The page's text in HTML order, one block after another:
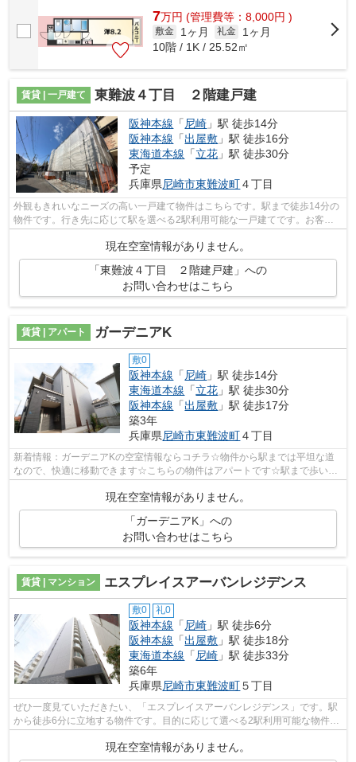
7万円 (管理費等：8,000円 )
敷金 1ヶ月 礼金
1ヶ月
10階 / 1K / 25.52㎡
賃貸 | 一戸建て 東難波４丁目 ２階建戸建
阪神本線 「尼崎 」駅 徒歩14分
阪神本線 「出屋敷 」駅 徒歩16分
東海道本線 「立花 」駅 徒歩30分
予定
兵庫県尼崎市東難波町４丁目
外観もきれいなニーズの高い一戸建て物件はこちらです。駅まで徒歩14分の
物件です。行き先に応じて駅を選べる2駅利用可能な一戸建てです。お客様
現在空室情報がありません。
「東難波４丁目 ２階建戸建」への
お問い合わせはこちら
賃貸 | アパート ガーデニアK
敷0
阪神本線 「 尼崎 」駅 徒歩14分
東海道本線 「立花 」駅 徒歩30分
阪神本線 「出屋敷 」駅 徒歩17分
築3年
兵庫県尼崎市東難波町４丁目
新着情報：ガーデニアKの空室情報ならコチラ☆物件から駅までは平坦な道
なので、快適に移動できます☆こちらの物件はアパートです☆駅まで歩いて
13分ほどの、魅力的な立地の物件です☆当社...
現在空室情報がありません。
「ガーデニアK」への
お問い合わせはこちら
賃貸 | マンション エスプレイスアーバンレジデンス
敷0 礼0
阪神本線 「尼崎 」駅 徒歩6分
阪神本線 「出屋敷 」駅 徒歩18分
東海道本線 「尼崎 」駅 徒歩33分
築6年
兵庫県尼崎市東難波町５丁目
ぜひ一度見ていただきたい、「エスプレイスアーバンレジデンス」です。駅
から徒歩6分に立地する物件です。目的に応じて選べる2駅利用可能な物件で
現在空室情報がありません。